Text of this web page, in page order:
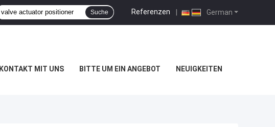
German
Referenzen |
Suche
KONTAKT MIT UNS BITTE UM EIN ANGEBOT NEUIGKEITEN